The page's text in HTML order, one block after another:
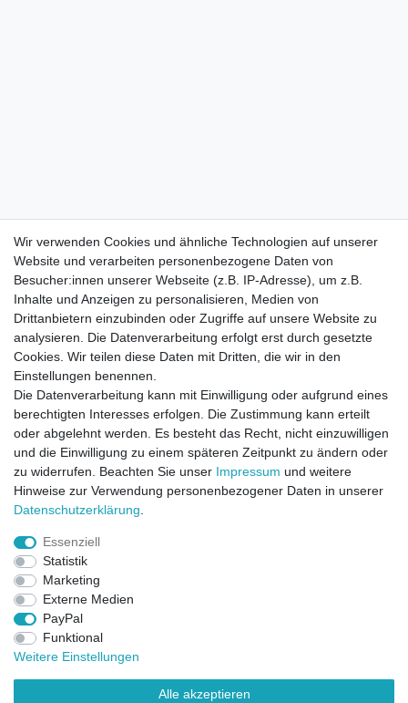
Direktkontakt per Telefon unter 04331 / 4928-910
Wir verwenden Cookies und ähnliche Technologien auf unserer
Website und verarbeiten personenbezogene Daten von
Besucher:innen unserer Webseite (z.B. IP-Adresse), um z.B.
Inhalte und Anzeigen zu personalisieren, Medien von
Drittanbietern einzubinden oder Zugriffe auf unsere Website zu
analysieren. Die Datenverarbeitung erfolgt erst durch gesetzte
Cookies. Wir teilen diese Daten mit Dritten, die wir in den
Einstellungen benennen.
Die Datenverarbeitung kann mit Einwilligung oder aufgrund eines
berechtigten Interesses erfolgen. Die Zustimmung kann erteilt
oder abgelehnt werden. Es besteht das Recht, nicht einzuwilligen
und die Einwilligung zu einem späteren Zeitpunkt zu ändern oder
zu widerrufen. Beachten Sie unser Impressum und weitere
Hinweise zur Verwendung personenbezogener Daten in unserer
Daten­schutz­erklärung
Essenziell
Statistik
Marketing
Externe Medien
PayPal
Funktional
Weitere Einstellungen
Alle akzeptieren